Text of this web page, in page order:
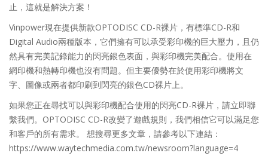
止，這就是解決方案！
Vinpower現在提供新款OPTODISC CD-R裸片，有標準CD-R和
Digital Audio兩種版本，它們擁有可以承受彩印機的巨大壓力，且仍
然具有完美記錄能力的閃亮銀色表面，與彩印機完美配合。使用在
網印機和熱轉印機也沒有問題。但主要優勢在於使用彩印機將文
字、圖像或兩者都印刷到閃亮的銀色CD裸片上。
如果您正在尋找可以與彩印機配合使用的閃亮CD-R裸片，請立即聯
繫我們。OPTODISC CD-R改變了遊戲規則，我們相信它可以滿足您
和客戶的所有需求。 想搜尋更多文章，請參考以下連結：
https://www.waytechmedia.com.tw/newsroom?language=4